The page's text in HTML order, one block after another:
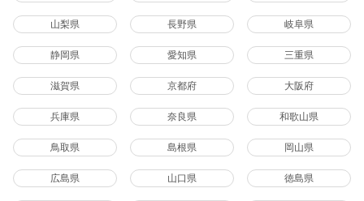
山梨県 長野県 岐阜県
静岡県 愛知県 三重県
滋賀県 京都府 大阪府
兵庫県 奈良県 和歌山県
鳥取県 島根県 岡山県
広島県 山口県 徳島県